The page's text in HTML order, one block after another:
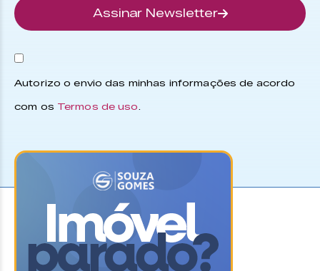
Assinar Newsletter
Autorizo o envio das minhas informações de acordo
com os Termos de uso.